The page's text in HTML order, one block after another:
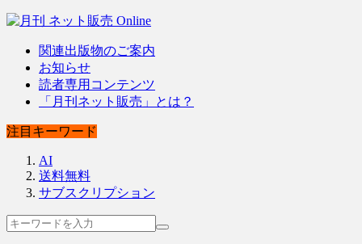
関連出版物のご案内
お知らせ
読者専用コンテンツ
「月刊ネット販売」とは？
注目キーワード
AI
送料無料
サブスクリプション